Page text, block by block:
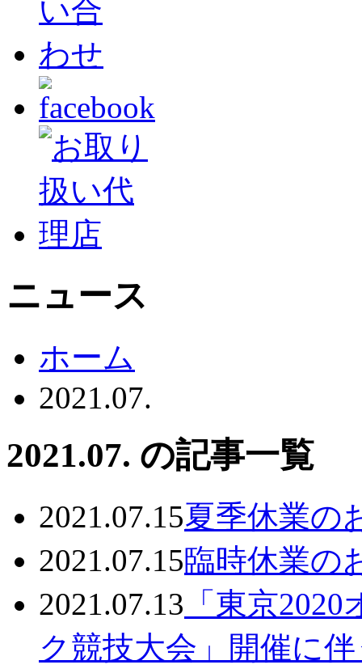
ニュース
ホーム
2021.07.
2021.07. の記事一覧
2021.07.15夏季休業の
2021.07.15臨時休業の
2021.07.13 「東京
ク競技大会」開催に